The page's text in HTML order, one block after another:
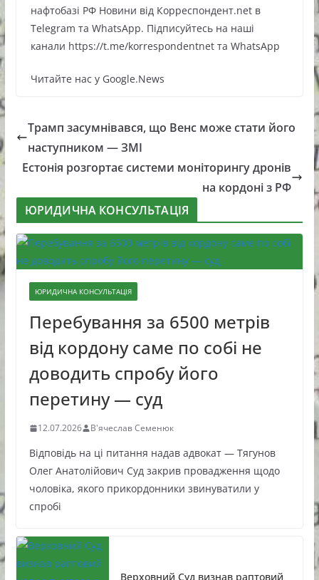
нафтобазі РФ Новини від Корреспондент.net в
Telegram та WhatsApp. Підписуйтесь на наші
канали https://t.me/korrespondentnet та WhatsApp
Читайте нас у Google.News
Трамп засумнівався, що Венс може стати його
наступником — ЗМІ
Естонія розгортає системи моніторингу дронів
на кордоні з РФ
ЮРИДИЧНА КОНСУЛЬТАЦІЯ
ЮРИДИЧНА КОНСУЛЬТАЦІЯ
Перебування за 6500 метрів
від кордону саме по собі не
доводить спробу його
перетину — суд
12.07.2026 В'ячеслав Семенюк
Відповідь на ці питання надав адвокат — Тягунов
Олег Анатолійович Суд закрив провадження щодо
чоловіка, якого прикордонники звинуватили у
спробі
Верховний Суд визнав раптовий